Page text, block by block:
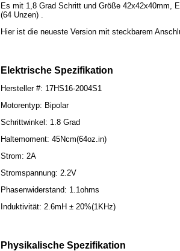
Es mit 1,8 Grad Schritt und Größe 42x42x40mm,
(64 Unzen) .
Hier ist die neueste Version mit steckbarem
Elektrische Spezifikation
Hersteller #: 17HS16-2004S1
Motorentyp: Bipolar
Schrittwinkel: 1.8 Grad
Haltemoment: 45Ncm(64oz.in)
Strom: 2A
Stromspannung: 2.2V
Phasenwiderstand: 1.1ohms
Induktivität: 2.6mH ± 20%(1KHz)
Physikalische Spezifikation